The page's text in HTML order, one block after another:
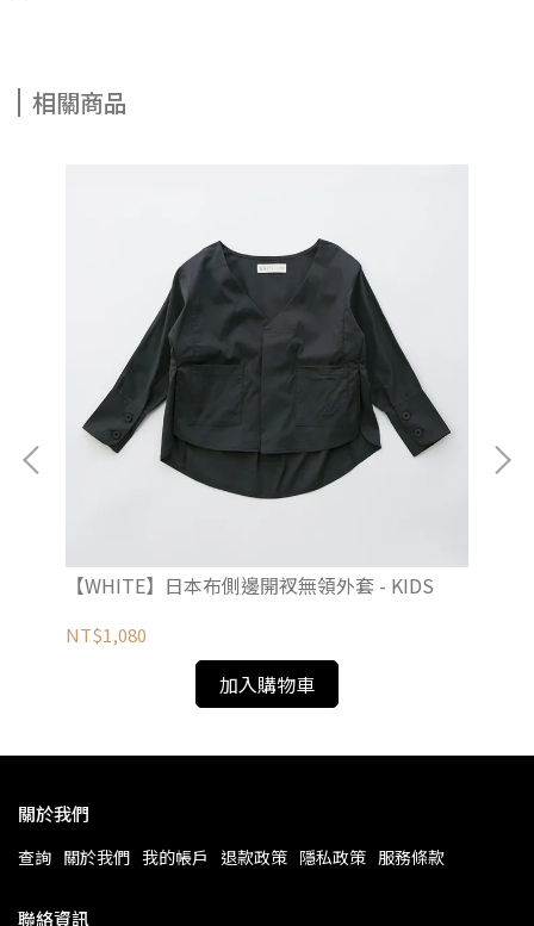
相關商品
【WHITE】日本布側邊開衩無領外套 - KIDS
NT$1,080
加入購物車
關於我們
查詢 關於我們 我的帳戶 退款政策 隱私政策 服務條款
聯絡資訊